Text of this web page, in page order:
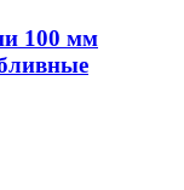
100 мм